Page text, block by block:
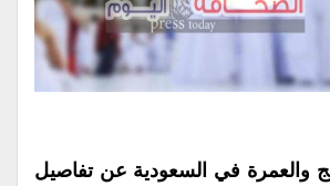
والعمرة في السعودية عن تفاصيل